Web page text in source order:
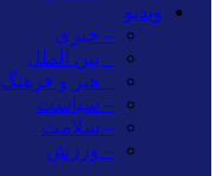
ویدیو
– خبری
_ بین الملل
_ هنر و فرهنگ
– سیاست
– سلامت
– ورزش